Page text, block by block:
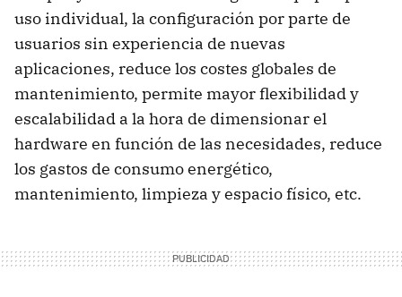
uso individual, la configuración por parte de
usuarios sin experiencia de nuevas
aplicaciones, reduce los costes globales de
mantenimiento, permite mayor flexibilidad y
escalabilidad a la hora de dimensionar el
hardware en función de las necesidades, reduce
los gastos de consumo energético,
mantenimiento, limpieza y espacio físico, etc.